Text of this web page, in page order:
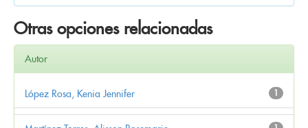
Otras opciones relacionadas
Autor
1
López Rosa, Kenia Jennifer